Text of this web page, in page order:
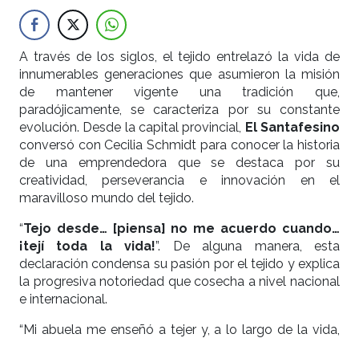
A través de los siglos, el tejido entrelazó la vida de
innumerables generaciones que asumieron la misión
de mantener vigente una tradición que,
paradójicamente, se caracteriza por su constante
evolución. Desde la capital provincial, El Santafesino
conversó con Cecilia Schmidt para conocer la historia
de una emprendedora que se destaca por su
creatividad, perseverancia e innovación en el
maravilloso mundo del tejido.
“Tejo desde… [piensa] no me acuerdo cuando…
¡tejí toda la vida!”. De alguna manera, esta
declaración condensa su pasión por el tejido y explica
la progresiva notoriedad que cosecha a nivel nacional
e internacional.
“Mi abuela me enseñó a tejer y, a lo largo de la vida,